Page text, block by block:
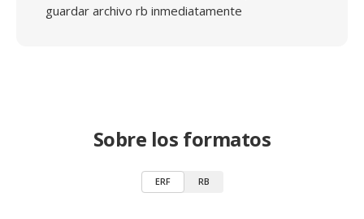
guardar archivo rb inmediatamente
Sobre los formatos
ERF RB